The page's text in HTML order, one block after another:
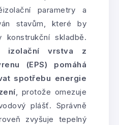
parametry a
stavům, které by
konstrukční skladbě.
izolační vrstva z
(EPS) pomáhá
spotřebu energie
, protože omezuje
plášť. Správně
zvyšuje tepelný